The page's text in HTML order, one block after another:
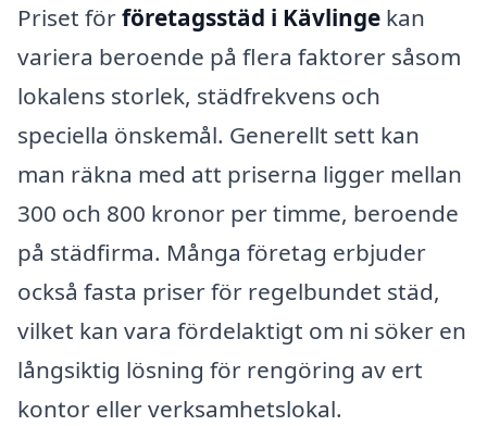
Priset förföretagsstäd i Kävlinge kan
variera beroende på flera faktorer såsom
lokalens storlek, städfrekvens och
speciella önskemål. Generellt sett kan
man räkna med att priserna ligger mellan
300 och 800 kronor per timme, beroende
på städfirma. Många företag erbjuder
också fasta priser för regelbundet städ,
vilket kan vara fördelaktigt om ni söker en
långsiktig lösning för rengöring av ert
kontor eller verksamhetslokal.